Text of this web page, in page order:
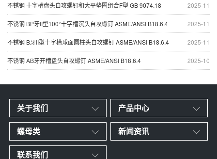
2025-11
不锈钢 十字槽盘头自攻螺钉和大平垫圈组合F型 GB 9074.18
2025-11
不锈钢 BP牙II型100°十字槽沉头自攻螺钉 ASME/ANSI B18.6.4
2025-11
不锈钢 B牙II型十字槽球面圆柱头自攻螺钉 ASME/ANSI B18.6.4
2025-10
不锈钢 AB牙开槽盘头自攻螺钉 ASME/ANSI B18.6.4
关于我们 产品中心
螺母类 新闻资讯
联系我们